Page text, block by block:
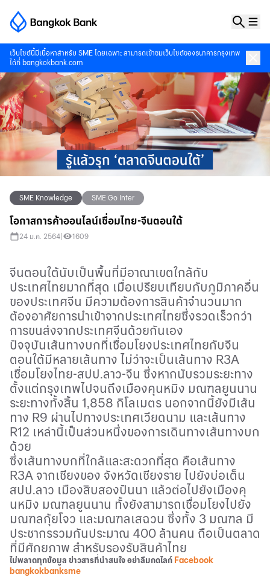
เว็บไซต์นี้มีเนื้อหาสำหรับ SME โดยเฉพาะ สามารถเข้าชมเว็บไซต์ของธนาคารกรุงเทพ
ได้ที่ bangkokbank.com
SME Knowledge SME Go Inter
โอกาสการค้าออนไลน์เชื่อมไทย-จีนตอนใต้
24 ม.ค. 2564 1609
จีนตอนใต้นับเป็นพื้นที่มีอาณาเขตใกล้กับ
ประเทศไทยมากที่สุด เมื่อเปรียบเทียบกับภูมิภาคอื่น
ของประเทศจีน มีความต้องการสินค้าจำนวนมาก
ต้องอาศัยการนำเข้าจากประเทศไทยซึ่งรวดเร็วกว่า
การขนส่งจากประเทศจีนด้วยกันเอง
ปัจจุบันเส้นทางบกที่เชื่อมโยงประเทศไทยกับจีน
ตอนใต้มีหลายเส้นทาง ไม่ว่าจะเป็นเส้นทาง R3A
เชื่อมโยงไทย-สปป.ลาว-จีน ซึ่งหากนับรวมระยะทาง
ตั้งแต่กรุงเทพไปจนถึงเมืองคุนหมิง มณฑลยูนนาน
ระยะทางทั้งสิ้น 1,858 กิโลเมตร นอกจากนี้ยังมีเส้น
ทาง R9 ผ่านไปทางประเทศเวียดนาม และเส้นทาง
R12 เหล่านี้เป็นส่วนหนึ่งของการเดินทางเส้นทางบก
ด้วย
ซึ่งเส้นทางบกที่ใกล้และสะดวกที่สุด คือเส้นทาง
R3A จากเชียงของ จังหวัดเชียงราย ไปยังบ่อเต็น
สปป.ลาว เมืองสิบสองปันนา แล้วต่อไปยังเมืองคุ
นหมิง มณฑลยูนนาน ทั้งยังสามารถเชื่อมโยงไปยัง
มณฑลกุ้ยโจว และมณฑลเสฉวน ซึ่งทั้ง 3 มณฑล มี
ประชากรรวมกันประมาณ 400 ล้านคน ถือเป็นตลาด
ที่มีศักยภาพ สำหรับรองรับสินค้าไทย
ไม่พลาดทุกข้อมูล ข่าวสารที่น่าสนใจ อย่าลืมกดไลก์ Facebook
bangkokbanksme